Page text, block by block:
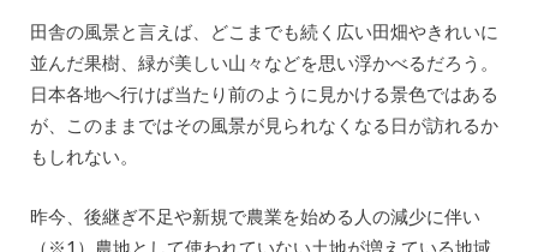
田舎の風景と言えば、どこまでも続く広い田畑やきれいに
並んだ果樹、緑が美しい山々などを思い浮かべるだろう。
日本各地へ行けば当たり前のように見かける景色ではある
が、このままではその風景が見られなくなる日が訪れるか
もしれない。
昨今、後継ぎ不足や新規で農業を始める人の減少に伴い